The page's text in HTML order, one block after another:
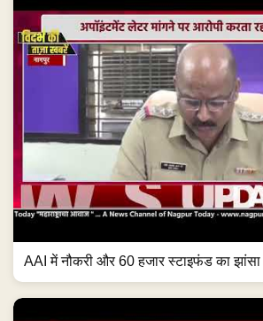
AAI में नौकरी और 60 हजार स्टाइफंड का झांसा